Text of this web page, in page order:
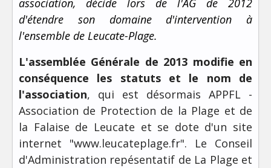
association, décide lors de l'AG de 2012
d'étendre son domaine d'intervention à
l'ensemble de Leucate-Plage.
L'assemblée Générale de 2013 modifie en
conséquence les statuts et le nom de
l'association, qui est désormais APPFL -
Association de Protection de la Plage et de
la Falaise de Leucate et se dote d'un site
internet "www.leucateplage.fr". Le Conseil
d'Administration repésentatif de La Plage et